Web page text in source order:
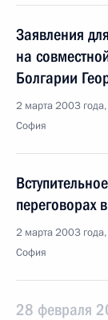
Заявления
на
Болгарии
2 марта 2003
София
переговорах
2 марта 2003
София
28 февраля